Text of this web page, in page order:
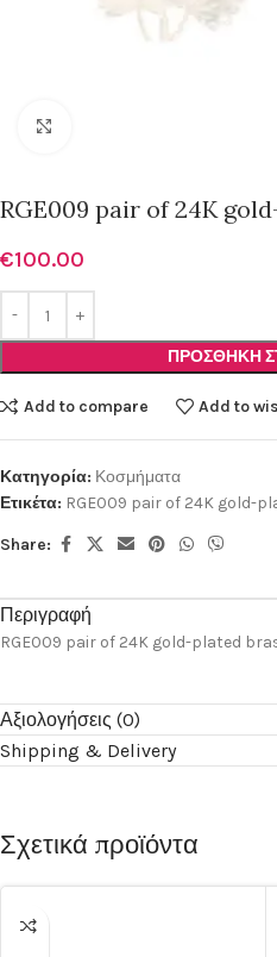
RGE009 pair of 24K
€100.00
ΠΡΟΣΘΉΚΗ
Add to compare Add to
Κατηγορία: Κοσμήματα
Ετικέτα: RGE009 pair of 24K gold-
Share:
Περιγραφή
RGE009 pair of 24K gold-plated
Αξιολογήσεις (0)
Shipping & Delivery
Σχετικά προϊόντα